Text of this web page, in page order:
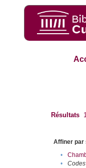
Résultats
Affiner par
•
•
Codes